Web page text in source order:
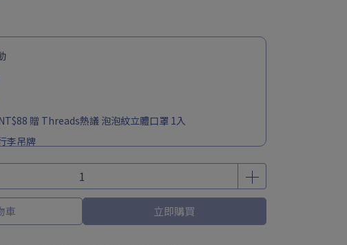
贈 Threads熱議 泡泡紋立體口罩 1入
李吊牌
口罩 3入
紅利金(每週五發放)
車 立即購買